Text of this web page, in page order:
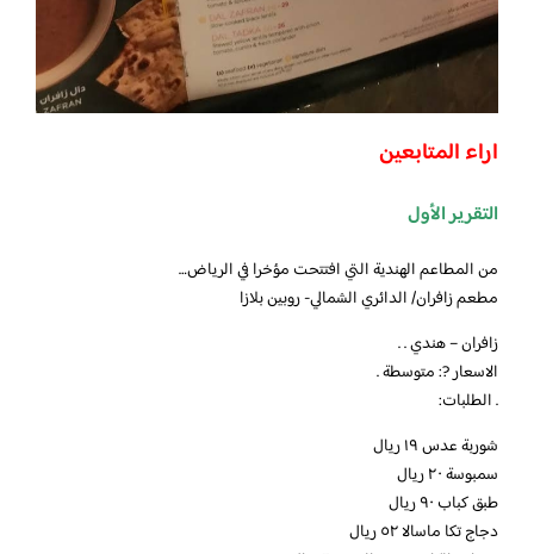
اراء المتابعين
التقرير الأول
من المطاعم الهندية التي افتتحت مؤخرا في الرياض…
مطعم زافران/ الدائري الشمالي- روبين بلازا
زافران – هندي . .
الاسعار ?: متوسطة .
. الطلبات:
شوربة عدس ١٩ ريال
سمبوسة ٢٠ ريال
طبق كباب ٩٠ ريال
دجاج تكا ماسالا ٥٢ ريال